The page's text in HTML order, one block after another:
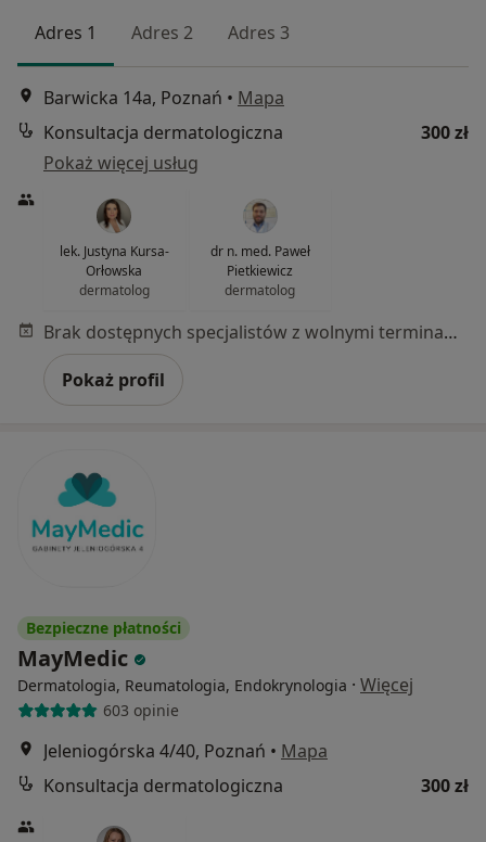
Adres 1 Adres 2 Adres 3
Barwicka 14a, Poznań • Mapa
Konsultacja dermatologiczna
300 zł
Pokaż więcej usług
lek. Justyna Kursa-
Orłowska
dermatolog
dr n. med. Paweł
Pietkiewicz
dermatolog
Brak dostępnych specjalistów z wolnymi terminami w tym centrum medycznym.
Pokaż profil
Bezpieczne płatności
MayMedic
Dermatologia, Reumatologia, Endokrynologia · Więcej
603 opinie
Jeleniogórska 4/40, Poznań • Mapa
Konsultacja dermatologiczna
300 zł